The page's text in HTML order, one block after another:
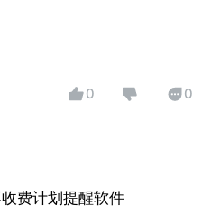
0 0
费计划提醒软件